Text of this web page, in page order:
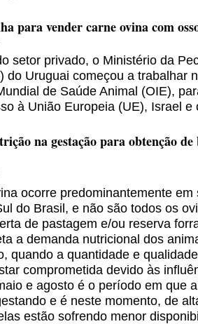
para vender carne ovina com
setor privado, o Ministério da
do Uruguai começou a trabalhar
de Saúde Animal (OIE),
à União Europeia (UE), Israel e
na gestação para obtenção de
ocorre predominantemente
do Brasil, e não são todos os
de pastagem e/ou reserva
a demanda nutricional dos
quando a quantidade e
comprometida devido às
e agosto é o período em que
e é neste momento, de
estão sofrendo menor